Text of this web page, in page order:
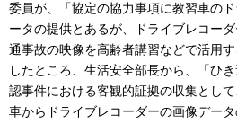
委員が、「協定の協力事項に教習車の
ータの提供とあるが、ドライブレコー
通事故の映像を高齢者講習などで活用
したところ、生活安全部長から、「ひ
認事件における客観的証拠の収集とし
車からドライブレコーダーの画像デー